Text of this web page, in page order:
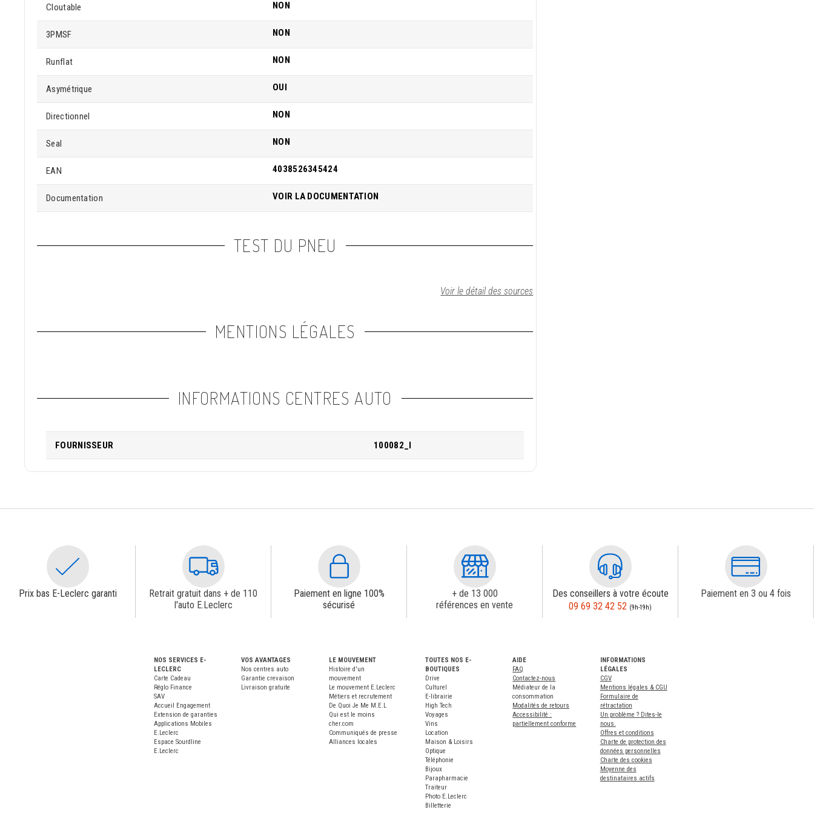
Cloutable NON
3PMSF NON
Runflat NON
Asymétrique OUI
Directionnel NON
Seal NON
EAN 4038526345424
Documentation VOIR LA DOCUMENTATION
TEST DU PNEU
Voir le détail des sources
MENTIONS LÉGALES
INFORMATIONS CENTRES AUTO
FOURNISSEUR 100082_I
Prix bas E-Leclerc garanti
Retrait gratuit dans + de 110
l'auto E.Leclerc
Paiement en ligne 100%
sécurisé
+ de 13 000
références en vente
Des conseillers à votre écoute
09 69 32 42 52 (9h-19h)
Paiement en 3 ou 4 fois
NOS SERVICES E-
LECLERC
Carte Cadeau
Réglo Finance
SAV
Accueil Engagement
Extension de garanties
Applications Mobiles
E.Leclerc
Espace Sourdline
E.Leclerc
VOS AVANTAGES
Nos centres auto
Garantie crevaison
Livraison gratuite
LE MOUVEMENT
Histoire d'un
mouvement
Le mouvement E.Leclerc
Métiers et recrutement
De Quoi Je Me M.E.L
Qui est le moins
cher.com
Communiqués de presse
Alliances locales
TOUTES NOS E-
BOUTIQUES
Drive
Culturel
E-librairie
High Tech
Voyages
Vins
Location
Maison & Loisirs
Optique
Téléphonie
Bijoux
Parapharmacie
Traiteur
Photo E.Leclerc
Billetterie
AIDE
FAQ
Contactez-nous
Médiateur de la
consommation
Modalités de retours
Accessibilité :
partiellement conforme
INFORMATIONS
LÉGALES
CGV
Mentions légales & CGU
Formulaire de
rétractation
Un problème ? Dites-le
nous.
Offres et conditions
Charte de protection des
données personnelles
Charte des cookies
Moyenne des
destinataires actifs